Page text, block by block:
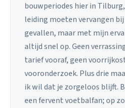
bouwperiodes hier in
leiding moeten vervangen
gevallen, maar met mijn
altijd snel op. Geen
tarief vooraf, geen
vooronderzoek. Plus drie
ik wil dat je zorgeloos blijft.
een fervent voetbalfan; op